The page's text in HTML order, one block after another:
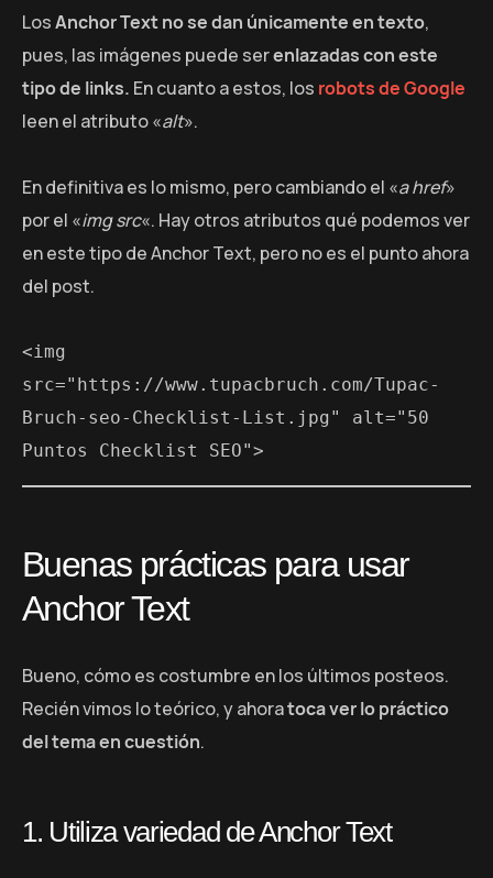
LosAnchor Text no se dan únicamente en texto,
pues, las imágenes puede serenlazadas con este
tipo de links. En cuanto a estos, los robots de Google
leen el atributo «alt».
En definitiva es lo mismo, pero cambiando el «a href»
por el «img src«. Hay otros atributos qué podemos ver
en este tipo de Anchor Text, pero no es el punto ahora
del post.
<img
src="https://www.tupacbruch.com/Tupac-
Bruch-seo-Checklist-List.jpg" alt="50
Puntos Checklist SEO">
Buenas prácticas para usar
Anchor Text
Bueno, cómo es costumbre en los últimos posteos.
Recién vimos lo teórico, y ahoratoca ver lo práctico
del tema en cuestión.
1. Utiliza variedad de Anchor Text